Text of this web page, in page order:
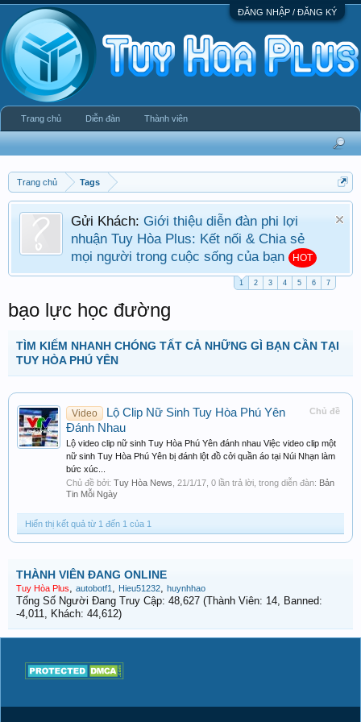
ĐĂNG NHẬP / ĐĂNG KÝ
Trang chủ Tags
Gửi Khách: Giới thiệu diễn đàn phi lợi
nhuận Tuy Hòa Plus: Kết nối & Chia sẻ
mọi người trong cuộc sống của bạn
HOT
1 2 3 4 5 6 7
bạo lực học đường
TÌM KIẾM NHANH CHÓNG TẤT CẢ NHỮNG GÌ BẠN CẦN TẠI
TUY HÒA PHÚ YÊN
Chủ đề
Video
Lộ Clip Nữ Sinh Tuy Hòa Phú Yên
Đánh Nhau
Lộ video clip nữ sinh Tuy Hòa Phú Yên đánh nhau Việc video clip một
nữ sinh Tuy Hòa Phú Yên bị đánh lột đồ cởi quần áo tại Núi Nhạn làm
bức xúc...
Chủ đề bởi: Tuy Hòa News 21/1/17 , 0 lần trả lời, trong diễn đàn: Bản
Tin Mỗi Ngày
Hiển thị kết quả từ 1 đến 1 của 1
THÀNH VIÊN ĐANG ONLINE
Tuy Hòa Plus, autobotf1 , Hieu51232, huynhhao
Tổng Số Người Đang Truy Cập: 48,627 (Thành Viên: 14, Banned:
-4,011, Khách: 44,612)
Trang chủ Diễn đàn Thành viên